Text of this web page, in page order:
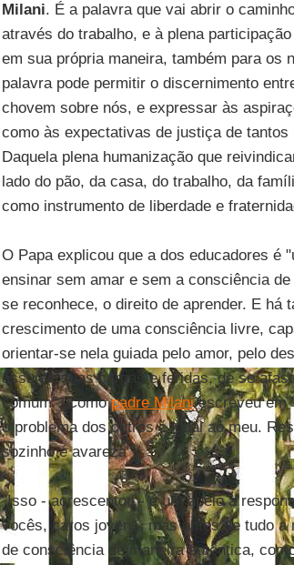
Milani. É a palavra que vai abrir o
através do trabalho, e à plena
em sua própria maneira, também para os
palavra pode permitir o discernimento
chovem sobre nós, e expressar às
como às expectativas de justiça de
Daquela plena humanização que
lado do pão, da casa, do trabalho, da
como instrumento de liberdade e
O Papa explicou que a dos educadores é
ensinar sem amar e sem a consciência
se reconhece, o direito de aprender. E há
crescimento de uma consciência livre,
orientar-se nela guiada pelo amor, pelo
assumir suas cargas e feridas, de se
comum". Comopadre Milaniescreveu em
o problema dos outros é igual ao meu.
sozinho é avareza".
"Isso - acrescentou - é um apelo à
vocês, caros jovens, mas antes de tudo
de consciência de maneira autêntica,